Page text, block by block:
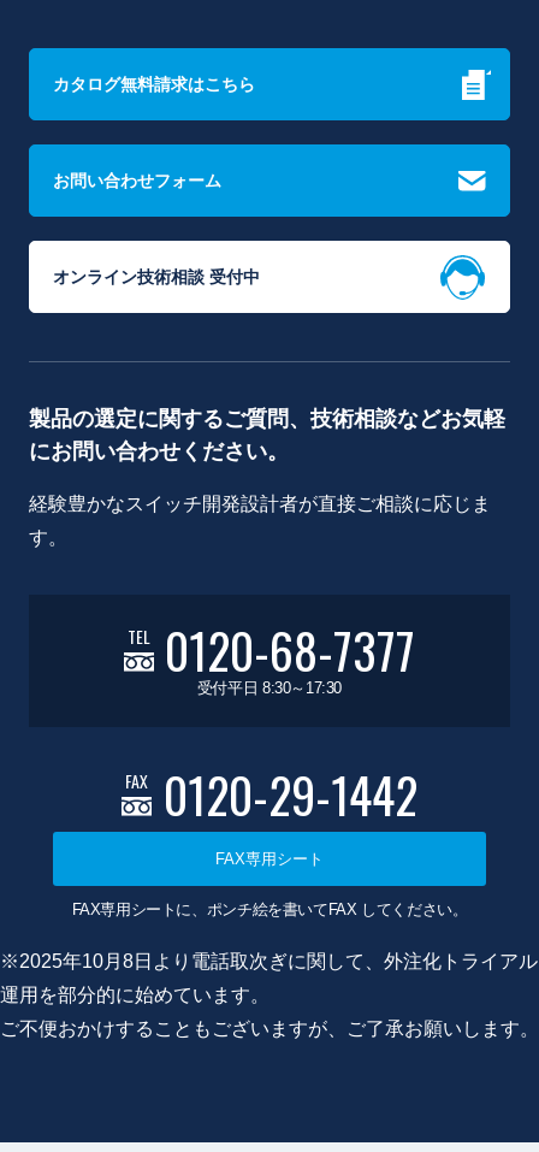
カタログ無料請求はこちら
お問い合わせフォーム
オンライン技術相談 受付中
製品の選定に関するご質問、技術相談などお気軽
にお問い合わせください。
経験豊かなスイッチ開発設計者が直接ご相談に応じま
す。
TEL 0120-68-7377
受付平日 8:30～17:30
FAX 0120-29-1442
FAX専用シート
FAX専用シートに、ポンチ絵を書いてFAX してください。
※2025年10月8日より電話取次ぎに関して、外注化トライアル
運用を部分的に始めています。
ご不便おかけすることもございますが、ご了承お願いします。